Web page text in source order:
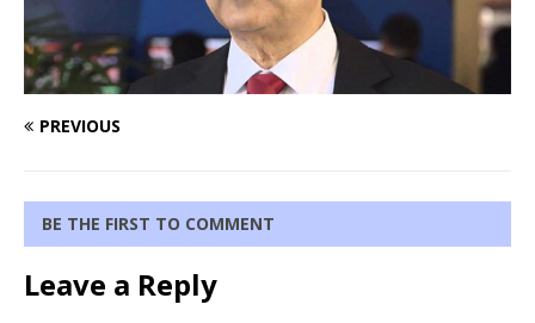
PREVIOUS
BE THE FIRST TO COMMENT
Leave a Reply